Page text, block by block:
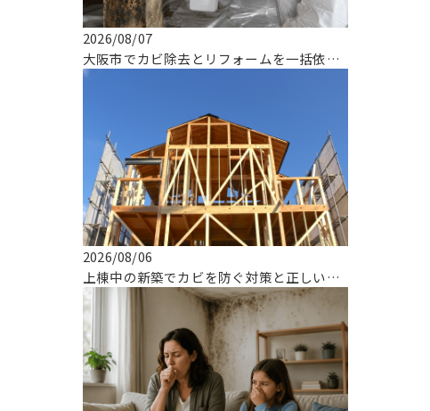
2026/08/07
大阪市でカビ除去とリフォームを一括依頼できる専門業者の選び方
2026/08/06
上棟中の新築でカビを防ぐ対策と正しい対応とは！